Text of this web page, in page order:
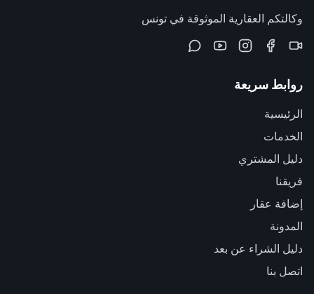
وكالتكم العقارية الموثوقة في تونس
روابط سريعة
الرئيسية
الخدمات
دليل المشتري
فريقنا
إضافة عقار
المدونة
دليل الشراء عن بعد
اتصل بنا